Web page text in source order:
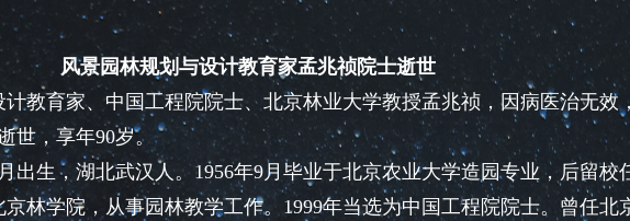
风景园林规划与设计教育家孟兆祯院士逝世
育家、中国工程院院士、北京林业大学教授孟兆祯，因病医治无效
世，享年90岁。
生，湖北武汉人。1956年9月毕业于北京农业大学造园专业，后留校
林学院，从事园林教学工作。1999年当选为中国工程院院士。曾任北